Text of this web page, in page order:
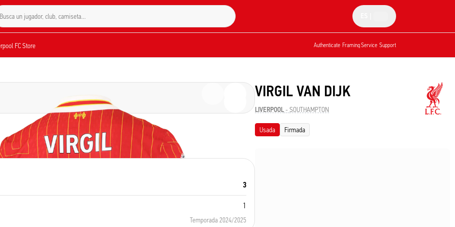
Busca un jugador, club, camiseta…
FC Store Authenticate Framing Service Support
3
1
Temporada 2024/2025
VIRGIL VAN DIJK
LIVERPOOL-SOUTHAMPTON
Usada Firmada